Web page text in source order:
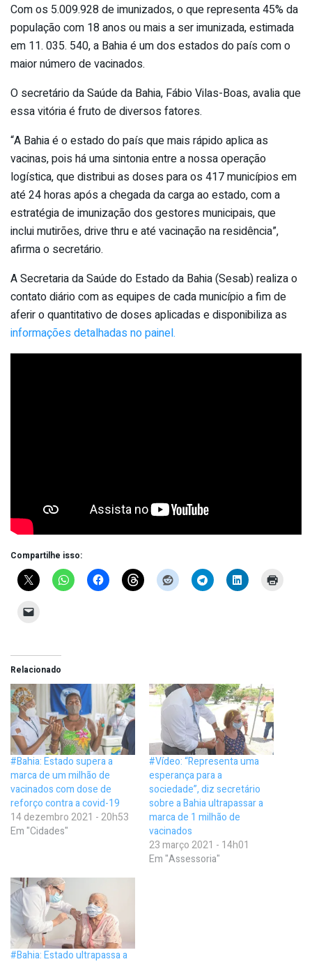
Com os 5.009.928 de imunizados, o que representa 45% da
população com 18 anos ou mais a ser imunizada, estimada
em 11. 035. 540, a Bahia é um dos estados do país com o
maior número de vacinados.
O secretário da Saúde da Bahia, Fábio Vilas-Boas, avalia que
essa vitória é fruto de diversos fatores.
“A Bahia é o estado do país que mais rápido aplica as
vacinas, pois há uma sintonia entre a nossa operação
logística, que distribui as doses para os 417 municípios em
até 24 horas após a chegada da carga ao estado, com a
estratégia de imunização dos gestores municipais, que
inclui mutirões, drive thru e até vacinação na residência”,
afirma o secretário.
A Secretaria da Saúde do Estado da Bahia (Sesab) realiza o
contato diário com as equipes de cada município a fim de
aferir o quantitativo de doses aplicadas e disponibiliza as
informações detalhadas no painel.
Compartilhe isso:
Relacionado
#Bahia: Estado supera a
marca de um milhão de
vacinados com dose de
reforço contra a covid-19
14 dezembro 2021 - 20h53
Em "Cidades"
#Vídeo: “Representa uma
esperança para a
sociedade”, diz secretário
sobre a Bahia ultrapassar a
marca de 1 milhão de
vacinados
23 março 2021 - 14h01
Em "Assessoria"
#Bahia: Estado ultrapassa a